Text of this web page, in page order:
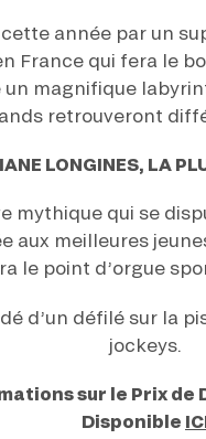
année par un
France qui fera le
magnifique
retrouveront
LONGINES, LA
mythique qui se
aux meilleures
le point d’orgue
d’un défilé sur la
jockeys.
sur le Prix de
Disponible